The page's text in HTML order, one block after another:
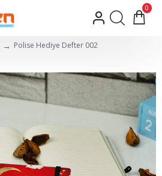
0
Polise Hediye Defter 002